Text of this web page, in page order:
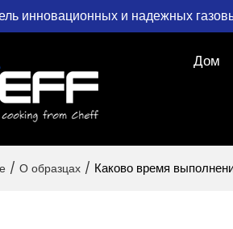
инновационных и надежных
Дом
/ О образцах / Каково время